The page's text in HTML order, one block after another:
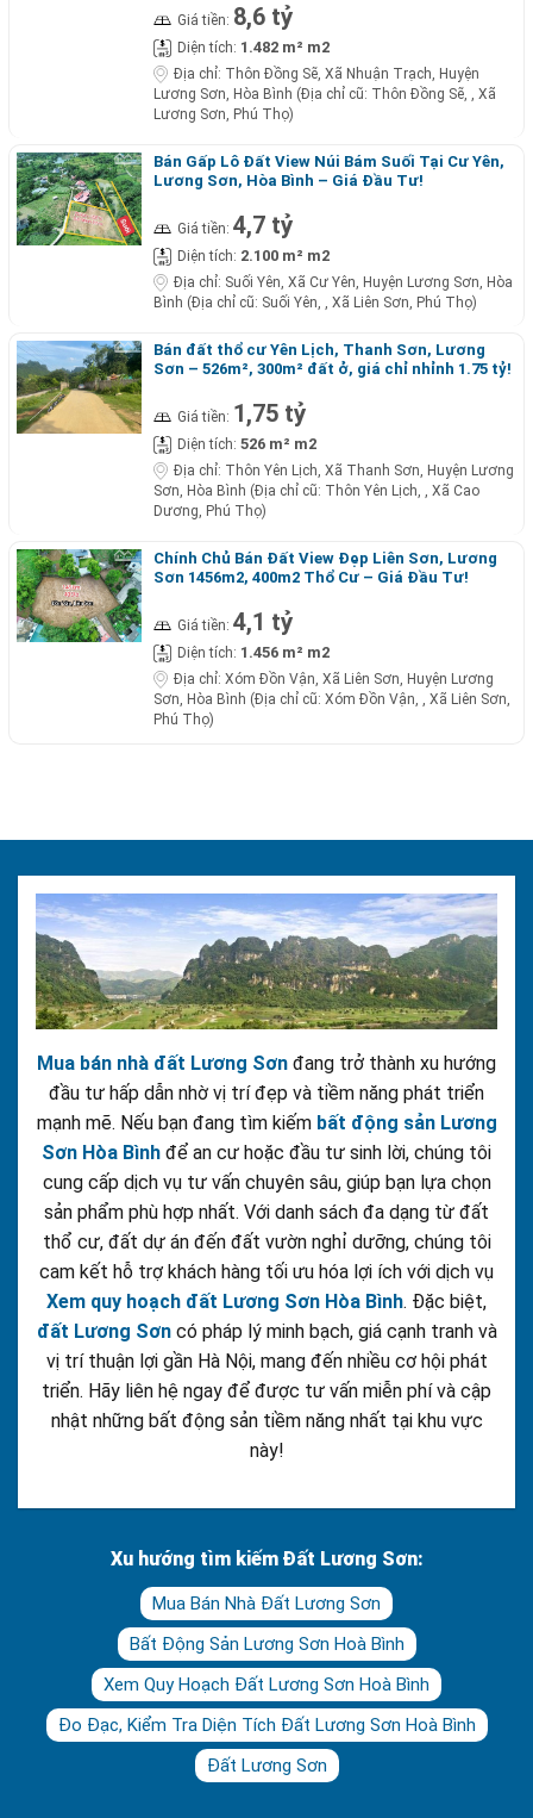
Giá tiền: 8,6 tỷ
Diện tích: 1.482 m² m2
Địa chỉ: Thôn Đồng Sẽ, Xã Nhuận Trạch, Huyện
Lương Sơn, Hòa Bình (Địa chỉ cũ: Thôn Đồng Sẽ, , Xã
Lương Sơn, Phú Thọ)
Bán Gấp Lô Đất View Núi Bám Suối Tại Cư Yên,
Lương Sơn, Hòa Bình – Giá Đầu Tư!
Giá tiền: 4,7 tỷ
Diện tích: 2.100 m² m2
Địa chỉ: Suối Yên, Xã Cư Yên, Huyện Lương Sơn, Hòa
Bình (Địa chỉ cũ: Suối Yên, , Xã Liên Sơn, Phú Thọ)
Bán đất thổ cư Yên Lịch, Thanh Sơn, Lương
Sơn – 526m², 300m² đất ở, giá chỉ nhỉnh 1.75 tỷ!
Giá tiền: 1,75 tỷ
Diện tích: 526 m² m2
Địa chỉ: Thôn Yên Lịch, Xã Thanh Sơn, Huyện Lương
Sơn, Hòa Bình (Địa chỉ cũ: Thôn Yên Lịch, , Xã Cao
Dương, Phú Thọ)
Chính Chủ Bán Đất View Đẹp Liên Sơn, Lương
Sơn 1456m2, 400m2 Thổ Cư – Giá Đầu Tư!
Giá tiền: 4,1 tỷ
Diện tích: 1.456 m² m2
Địa chỉ: Xóm Đồn Vận, Xã Liên Sơn, Huyện Lương
Sơn, Hòa Bình (Địa chỉ cũ: Xóm Đồn Vận, , Xã Liên Sơn,
Phú Thọ)
Mua bán nhà đất Lương Sơn đang trở thành xu hướng
đầu tư hấp dẫn nhờ vị trí đẹp và tiềm năng phát triển
mạnh mẽ. Nếu bạn đang tìm kiếm bất động sản Lương
Sơn Hòa Bình để an cư hoặc đầu tư sinh lời, chúng tôi
cung cấp dịch vụ tư vấn chuyên sâu, giúp bạn lựa chọn
sản phẩm phù hợp nhất. Với danh sách đa dạng từ đất
thổ cư, đất dự án đến đất vườn nghỉ dưỡng, chúng tôi
cam kết hỗ trợ khách hàng tối ưu hóa lợi ích với dịch vụ
Xem quy hoạch đất Lương Sơn Hòa Bình. Đặc biệt,
đất Lương Sơncó pháp lý minh bạch, giá cạnh tranh và
vị trí thuận lợi gần Hà Nội, mang đến nhiều cơ hội phát
triển. Hãy liên hệ ngay để được tư vấn miễn phí và cập
nhật những bất động sản tiềm năng nhất tại khu vực
này!
Xu hướng tìm kiếm Đất Lương Sơn:
Mua Bán Nhà Đất Lương Sơn
Bất Động Sản Lương Sơn Hoà Bình
Xem Quy Hoạch Đất Lương Sơn Hoà Bình
Đo Đạc, Kiểm Tra Diện Tích Đất Lương Sơn Hoà Bình
Đất Lương Sơn